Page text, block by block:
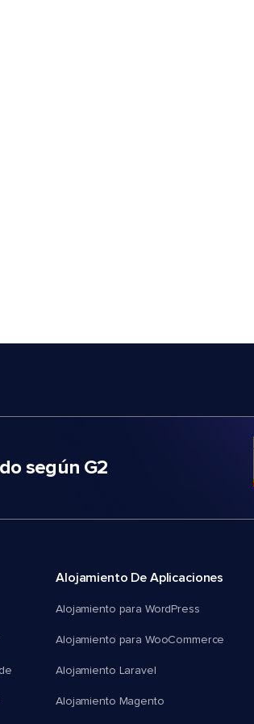
según G2
Alojamiento De Aplicaciones
Alojamiento para WordPress
Alojamiento para WooCommerce
Alojamiento Laravel
Alojamiento Magento